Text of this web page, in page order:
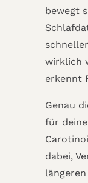
bewegt
wirklich
erkennt
Genau
für
dabei,